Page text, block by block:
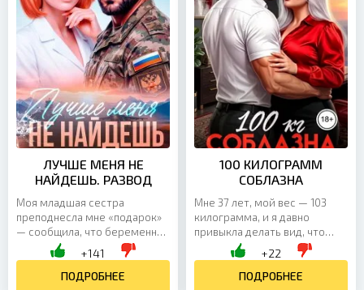
ЛУЧШЕ МЕНЯ НЕ
НАЙДЕШЬ. РАЗВОД
Моя младшая сестра
преподнесла мне «подарок»
— сообщила, что беременна
от моего мужа. С улыбкой.
При нём. При моей матери,
которая решила, что так...
+141
ПОДРОБНЕЕ
100 КИЛОГРАММ
СОБЛАЗНА
Мне 37 лет, мой вес — 103
килограмма, и я давно
привыкла делать вид, что
меня это не задевает. У меня
успешная карьера, высокая
должность и репутация...
+22
ПОДРОБНЕЕ